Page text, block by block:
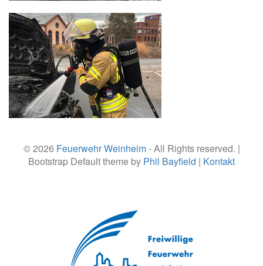
© 2026 Feuerwehr Weinheim- All Rights reserved. |
Bootstrap Default theme by Phil Bayfield | Kontakt